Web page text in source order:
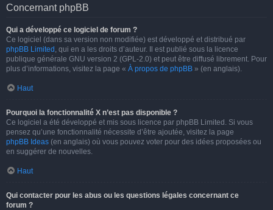
Concernant phpBB
Qui a développé ce logiciel de forum ?
Ce logiciel (dans sa version non modifiée) est développé et distribué par
phpBB Limited , qui en a les droits d’auteur. Il est publié sous la licence
publique générale GNU version 2 (GPL-2.0) et peut être diffusé librement. Pour
plus d’informations, visitez la page « À propos de phpBB » (en anglais).
Haut
Pourquoi la fonctionnalité X n’est pas disponible ?
Ce logiciel a été développé et mis sous licence par phpBB Limited. Si vous
pensez qu’une fonctionnalité nécessite d’être ajoutée, visitez la page
phpBB Ideas (en anglais) où vous pouvez voter pour des idées proposées ou
en suggérer de nouvelles.
Haut
Qui contacter pour les abus ou les questions légales concernant ce
forum ?